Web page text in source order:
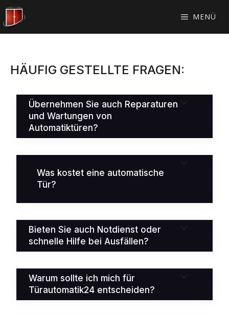
Zum
Inhalt
springen
MENÜ
HÄUFIG GESTELLTE FRAGEN:
Übernehmen Sie auch Reparaturen
und Wartungen von
Automatiktüren?
Was kostet eine automatische
Tür?
Bieten Sie auch Notdienst oder
schnelle Hilfe bei Ausfällen?
Warum sollte ich mich für
Türautomatik24 entscheiden?